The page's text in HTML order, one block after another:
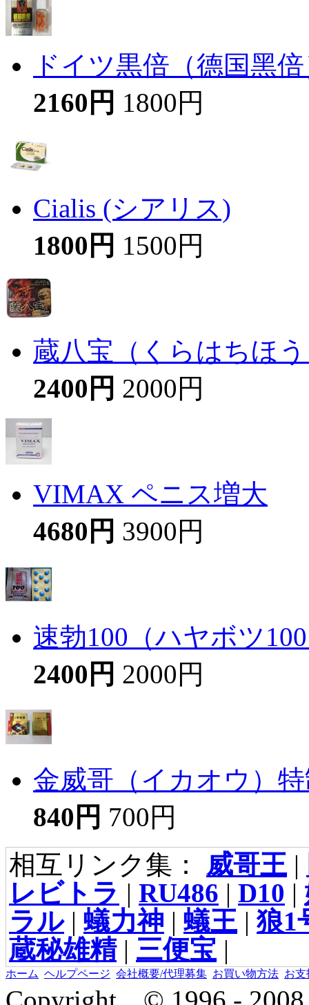
ドイツ黒倍（德国黑
2160円 1800円
Cialis (シアリス)
1800円 1500円
蔵八宝（くらはちほ
2400円 2000円
VIMAX ペニス増大
4680円 3900円
速勃100（ハヤボツ
2400円 2000円
金威哥（イカオウ）
840円 700円
相互リンク集： 威哥王|
レビトラ | RU486 | D10 |
ラル| 蟻力神 | 蟻王|狼1
蔵秘雄精| 三便宝 |
ホーム ヘルプページ 会社概要/代理募集 お買い物方法 お支